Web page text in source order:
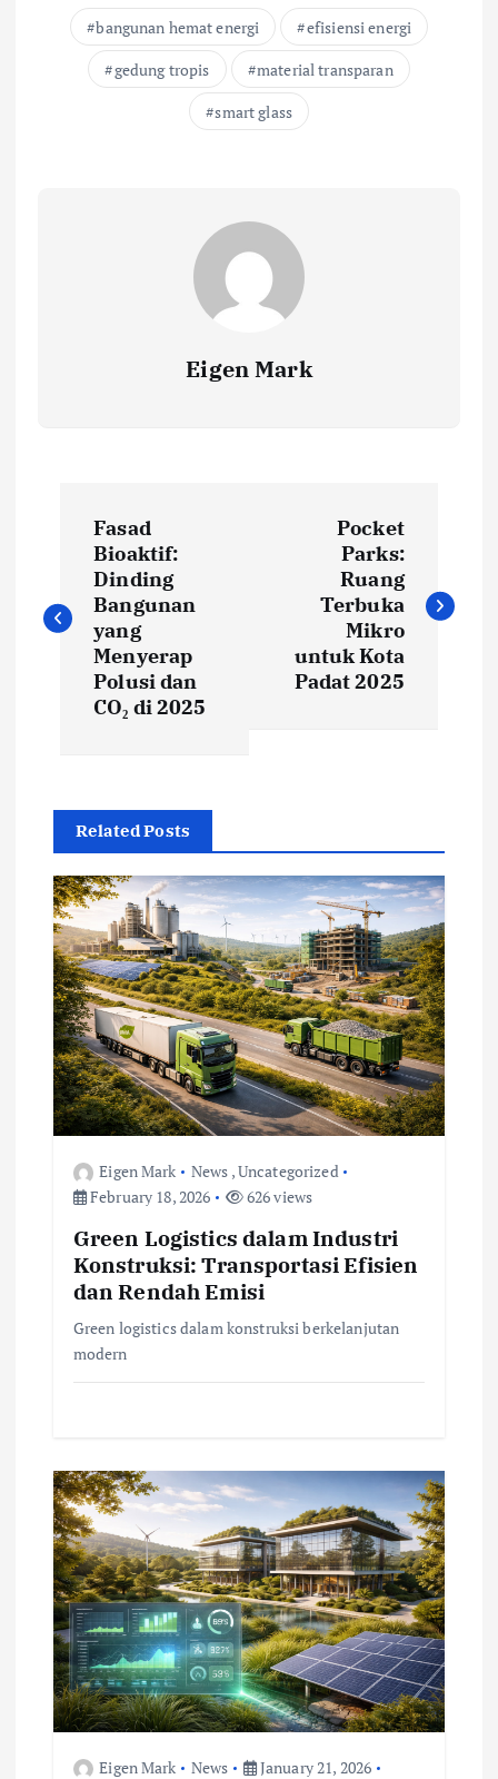
bangunan hemat energi
efisiensi energi
gedung tropis
material transparan
smart glass
Eigen Mark
s
g
a
t
Fasad
Bioaktif:
Dinding
Bangunan
yang
Menyerap
Polusi dan
CO₂ di 2025
Pocket
Parks:
Ruang
Terbuka
Mikro
untuk Kota
Padat 2025
Related Posts
Eigen Mark News ,Uncategorized
February 18, 2026
626 views
Green Logistics dalam Industri
Konstruksi: Transportasi Efisien
dan Rendah Emisi
Green logistics dalam konstruksi berkelanjutan
modern
Eigen Mark News
January 21, 2026